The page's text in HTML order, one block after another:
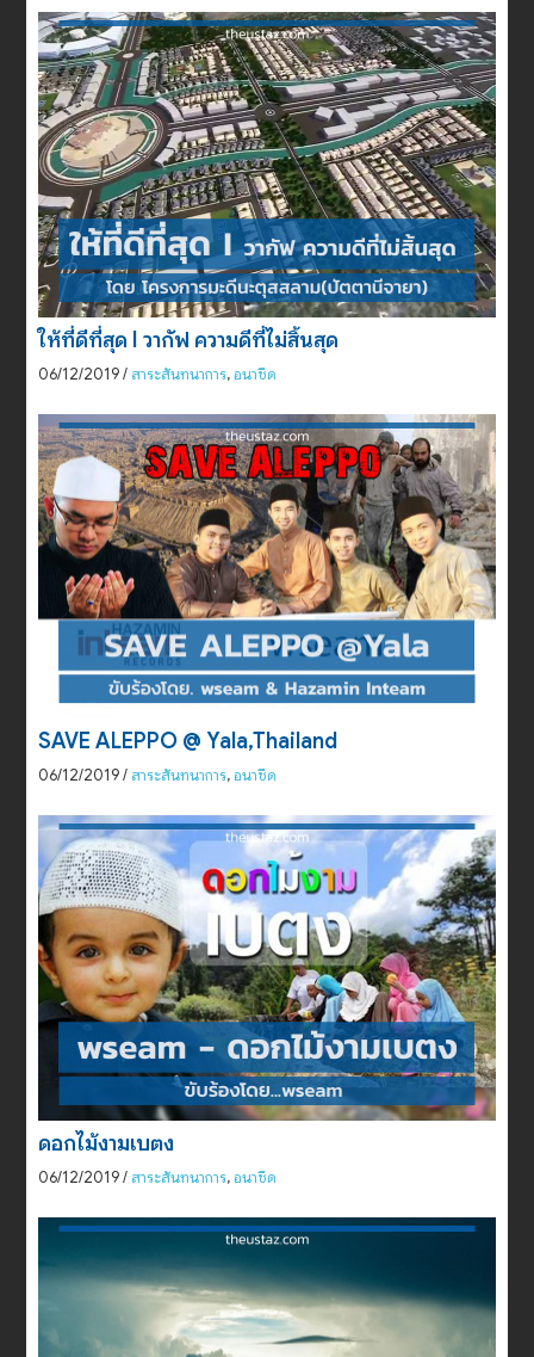
ให้ที่ดีที่สุด I วากัฟ ความดีที่ไม่สิ้นสุด
06/12/2019/ สาระสันทนาการ,อนาชีด
SAVE ALEPPO @ Yala,Thailand
06/12/2019/ สาระสันทนาการ,อนาชีด
ดอกไม้งามเบตง
06/12/2019/ สาระสันทนาการ,อนาชีด